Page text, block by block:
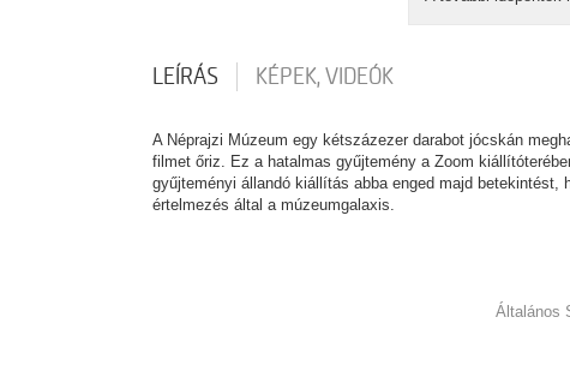
LEÍRÁS KÉPEK, VIDEÓK
A Néprajzi Múzeum egy kétszázezer darabot jócskán
filmet őriz. Ez a hatalmas gyűjtemény a Zoom
gyűjteményi állandó kiállítás abba enged majd
értelmezés által a múzeumgalaxis.
Általános